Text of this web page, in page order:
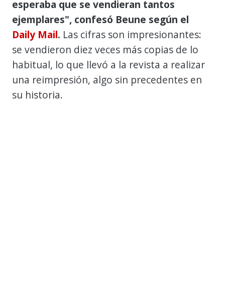
esperaba que se vendieran tantos
ejemplares", confesó Beune según el
Daily Mail. Las cifras son impresionantes:
se vendieron diez veces más copias de lo
habitual, lo que llevó a la revista a realizar
una reimpresión, algo sin precedentes en
su historia.